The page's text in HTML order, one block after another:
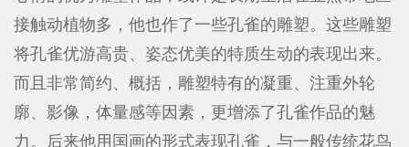
接触动植物多，他也作了一些孔雀的雕塑。这些雕塑
将孔雀优游高贵、姿态优美的特质生动的表现出来。
而且非常简约、概括，雕塑特有的凝重、注重外轮
廓、影像，体量感等因素，更增添了孔雀作品的魅
力。后来他用国画的形式表现孔雀，与一般传统花鸟